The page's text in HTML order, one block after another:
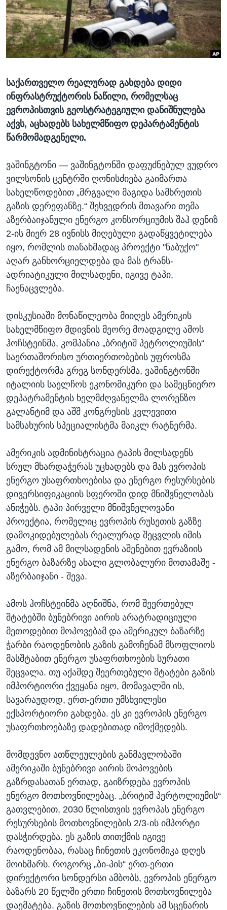
ᲡᲢᲣᲓᲘᲐ ᲕᲐᲨᲘᲜᲒᲢᲝᲜᲘ
ᲔᲙᲝᲜᲝᲛᲘᲙᲐ
ᲯᲐᲜᲛᲠᲗᲔᲚᲝᲑᲐ
ᲛᲔᲪᲜᲘᲔᲠᲔᲑᲐ
ᲙᲣᲚᲢᲣᲠᲐ
ᲒᲐᲚᲘᲚᲔᲝ
ᲓᲔᲖᲘᲜᲤᲝᲠᲛᲐᲪᲘᲐ
Learning English
ᲗᲕᲐᲚᲘ ᲒᲕᲐᲓᲔᲕᲜᲔᲗ
ენები
საქართველო რეალურად გახდება დიდი
ინფრასტრუქტორის ნაწილი, რომელსაც
ევროპისთვის გეოსტრატეგიული დანიშნულება
აქვს, აცხადებს სახელმწიფო დეპარტამენტის
წარმომადგენელი.
ᲕᲐᲨᲘᲜᲒᲢᲝᲜᲘ — ვაშინგტონში დაფუძნებულ ვუდრო
ვილსონის ცენტრში ღონისძიება გაიმართა
სახელწოდებით „მრგვალი მაგიდა სამხრეთის
გაზის დერეფანზე.“ შეხვედრის მთავარი თემა
აზერბაიჯანული ენერგო კონსორციუმის შაჰ დენიზ
2-ის მიერ 28 ივნისს მიღებული გადაწყვეტილება
იყო, რომლის თანახმადაც პროექტი "ნაბუქო"
აღარ განხორციელდება და მას ტრანს-
ადრიატიკული მილსადენი, იგივე ტაპი,
ჩაენაცვლება.
დისკუსიაში მონაწილეობა მიიღეს ამერიკის
სახელმწიფო მდივნის მეორე მოადგილე ამოს
ჰოჩსტეინმა, კომპანია „ბრიტიშ პეტროლიუმის“
საერთაშორისო ურთიერთობების უფროსმა
დირექტორმა გრეგ სონდერსმა, ვაშინგტონში
იტალიის საელჩოს ეკონომიკური და სამეცნიერო
დეპატრამენტის ხელმძღვანელმა ლორენზო
გალანტიმ და აშშ კონგრესის კვლევითი
სამსახურის სპეციალისტმა მაიკლ რატნერმა.
ამერიკის ადმინისტრაცია ტაპის მილსადენს
სრულ მხარდაჭერას უცხადებს და მას ევროპის
ენერგო უსაფრთხოებისა და ენერგო რესურსების
დივერსიფიკაციის სფეროში დიდ მნიშვნელობას
ანიჭებს. ტაპი პირველი მნიშვნელოვანი
პროექტია, რომელიც ევროპის რუსეთის გაზზე
დამოკიდებულებას რეალურად შეცვლის იმის
გამო, რომ ამ მილსადენის აშენებით ევრაზიის
ენერგო ბაზარზე ახალი გლობალური მოთამაშე -
აზერბაიჯანი - შევა.
ამოს ჰოჩსტეინმა აღნიშნა, რომ შეერთებულ
შტატებში ბუნებრივი აირის არატრადიციული
მეთოდებით მოპოვებამ და ამერიკულ ბაზარზე
ჭარბი რაოდენობის გაზის გამოჩენამ მსოფლიოს
მასშტაბით ენერგო უსაფრთხოების სურათი
შეცვალა. თუ აქამდე შეერთებული შტატები გაზის
იმპორტიორი ქვეყანა იყო, მომავალში ის,
სავარაუდოდ, ერთ-ერთი უმსხვილესი
ექსპორტიორი გახდება. ეს კი ევროპის ენერგო
უსაფრთხოებაზე დადებითად იმოქმედებს.
მომდევნო ათწლეულების განმავლობაში
ამერიკაში ბუნებრივი აირის მოპოვების
გაზრდასათან ერთად, გაიზრდება ევროპის
ენერგო მოთხოვნილებაც. „ბრიტიშ პერტოლიუმის“
გათვლებით, 2030 წლისთვის ევროპას ენერგო
რესურსების მოთხოვნილების 2/3-ის იმპორტი
დასჭირდება. ეს გაზის თითქმის იგივე
რაოდენობაა, რასაც ჩინეთის ეკონომიკა დღეს
მოიხმარს. როგორც „ბი-პის“ ერთ-ერთი
დირექტორი სონდერსი ამბობს, ევროპის ენერგო
ბაზარს 20 წელში ერთი ჩინეთის მოთხოვნილება
დაემატება. გაზის მოთხოვნილების ამ სცენარის